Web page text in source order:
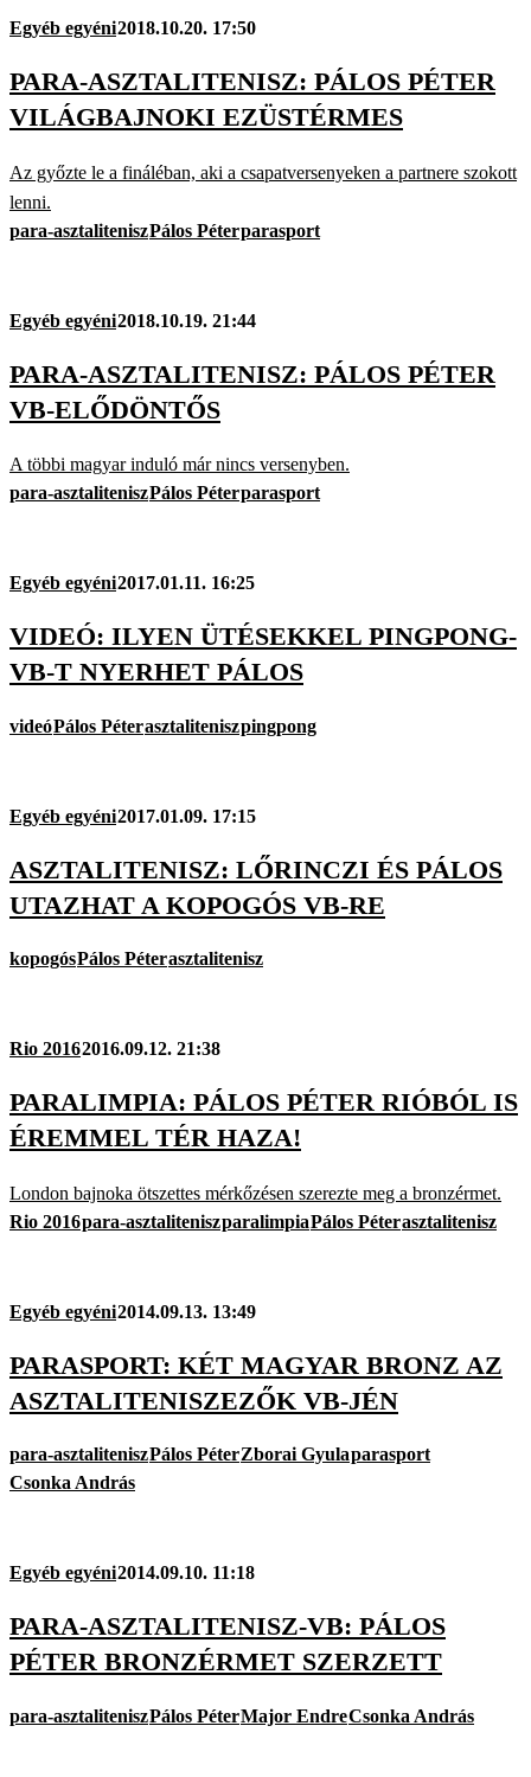
Egyéb egyéni2018.10.20. 17:50
PARA-ASZTALITENISZ: PÁLOS PÉTER
VILÁGBAJNOKI EZÜSTÉRMES
Az győzte le a fináléban, aki a csapatversenyeken a partnere szokott
lenni.
para-asztaliteniszPálos Péterparasport
Egyéb egyéni2018.10.19. 21:44
PARA-ASZTALITENISZ: PÁLOS PÉTER
VB-ELŐDÖNTŐS
A többi magyar induló már nincs versenyben.
para-asztaliteniszPálos Péterparasport
Egyéb egyéni2017.01.11. 16:25
VIDEÓ: ILYEN ÜTÉSEKKEL PINGPONG-
VB-T NYERHET PÁLOS
videóPálos Péterasztaliteniszpingpong
Egyéb egyéni2017.01.09. 17:15
ASZTALITENISZ: LŐRINCZI ÉS PÁLOS
UTAZHAT A KOPOGÓS VB-RE
kopogósPálos Péterasztalitenisz
Rio 20162016.09.12. 21:38
PARALIMPIA: PÁLOS PÉTER RIÓBÓL IS
ÉREMMEL TÉR HAZA!
London bajnoka ötszettes mérkőzésen szerezte meg a bronzérmet.
Rio 2016para-asztaliteniszparalimpiaPálos Péterasztalitenisz
Egyéb egyéni2014.09.13. 13:49
PARASPORT: KÉT MAGYAR BRONZ AZ
ASZTALITENISZEZŐK VB-JÉN
para-asztaliteniszPálos PéterZborai Gyulaparasport
Csonka András
Egyéb egyéni2014.09.10. 11:18
PARA-ASZTALITENISZ-VB: PÁLOS
PÉTER BRONZÉRMET SZERZETT
para-asztaliteniszPálos PéterMajor EndreCsonka András